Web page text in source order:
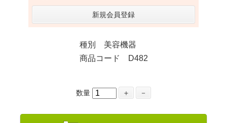
新規会員登録
種別 美容機器
商品コード D482
数量 ＋ －